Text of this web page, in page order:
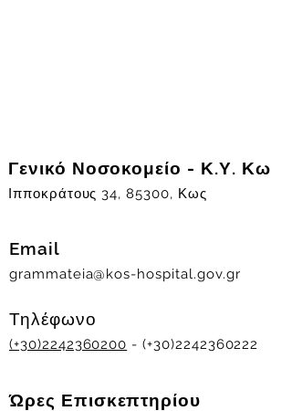
Γενικό Νοσοκομείο - Κ.Υ. Κω
Ιπποκράτους 34, 85300, Κως
Email
grammateia@kos-hospital.gov.gr
Τηλέφωνο
(+30)2242360200 - (+30)2242360222
Ώρες Επισκεπτηρίου